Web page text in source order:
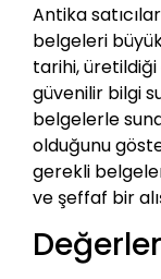
Antika
belgeleri
tarihi,
güvenilir bilgi
belgelerle
olduğunu
gerekli
ve şeffaf bir